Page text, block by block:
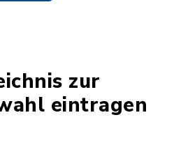
zur
eintragen